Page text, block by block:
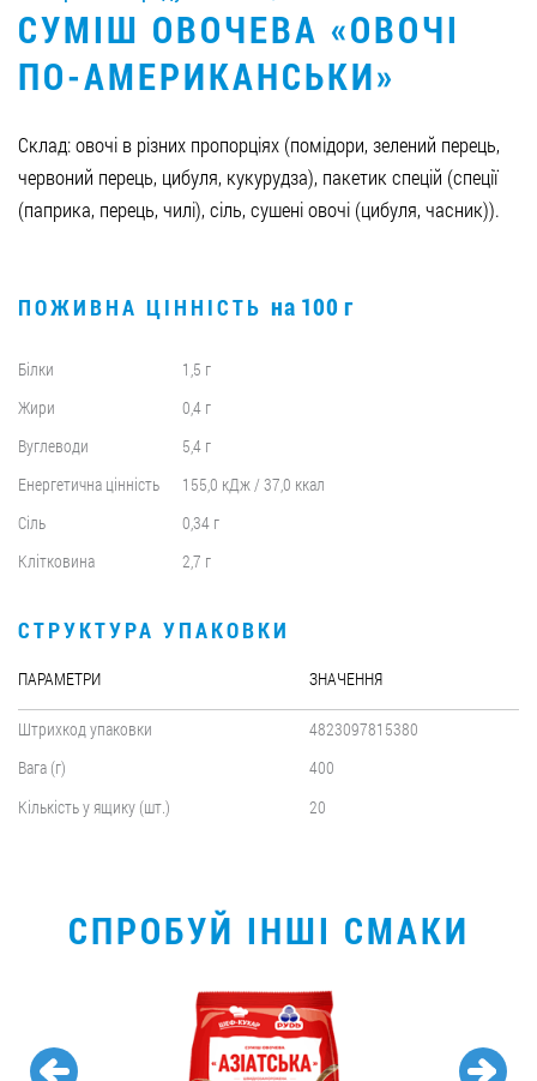
0412 48 28 17
0412 42 29 23
СУМІШ ОВОЧЕВА «ОВОЧІ
ПО-АМЕРИКАНСЬКИ»
Склад: овочі в різних пропорціях (помідори, зелений перець,
червоний перець, цибуля, кукурудза), пакетик спецій (спеції
(паприка, перець, чилі), сіль, сушені овочі (цибуля, часник)).
ПОЖИВНА ЦІННІСТЬ на 100 г
Білки
1,5 г
Жири
0,4 г
Вуглеводи
5,4 г
Енергетична цінність
155,0 кДж / 37,0 ккал
Сіль
0,34 г
Клітковина
2,7 г
СТРУКТУРА УПАКОВКИ
ПАРАМЕТРИ ЗНАЧЕННЯ
Штрихкод упаковки
4823097815380
Вага (г)
400
Кількість у ящику (шт.)
20
СПРОБУЙ ІНШІ СМАКИ